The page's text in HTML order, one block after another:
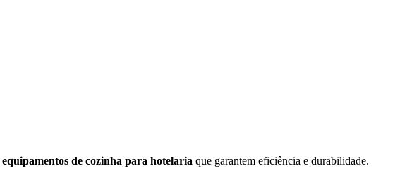
equipamentos de cozinha para hotelaria que garantem eficiência e durabilidade.